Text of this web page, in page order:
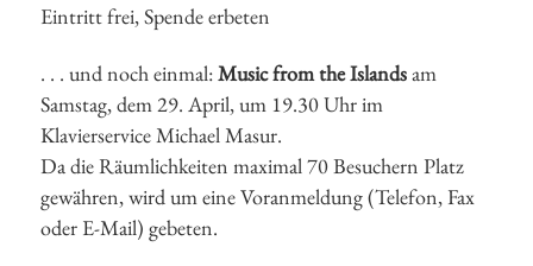
Eintritt frei, Spende erbeten
. . . und noch einmal:Music from the Islandsam
Samstag, dem 29. April, um 19.30 Uhr im
Klavierservice Michael Masur.
Da die Räumlichkeiten maximal 70 Besuchern Platz
gewähren, wird um eine Voranmeldung (Telefon, Fax
oder E-Mail) gebeten.